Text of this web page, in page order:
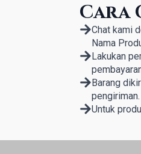
Cara
Chat kami
Nama
Lakukan
Barang
pengiriman.
Untuk